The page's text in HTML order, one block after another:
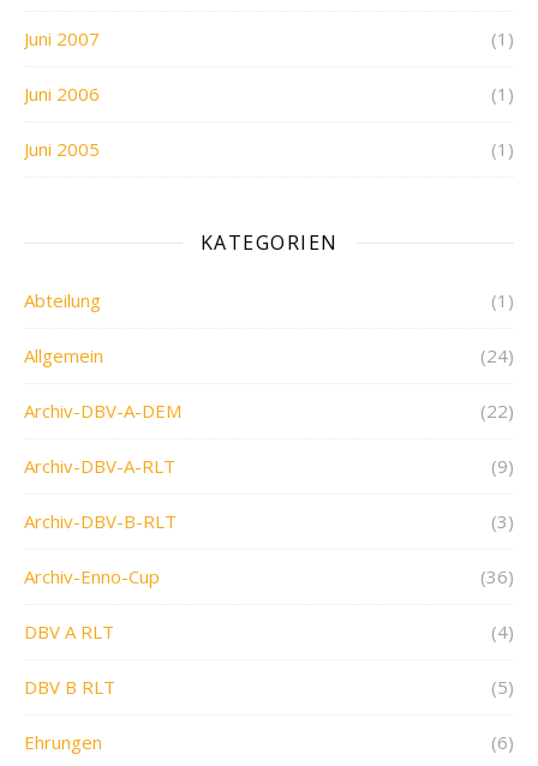
Juni 2007 (1)
Juni 2006 (1)
Juni 2005 (1)
KATEGORIEN
Abteilung (1)
Allgemein (24)
Archiv-DBV-A-DEM (22)
Archiv-DBV-A-RLT (9)
Archiv-DBV-B-RLT (3)
Archiv-Enno-Cup (36)
DBV A RLT (4)
DBV B RLT (5)
Ehrungen (6)